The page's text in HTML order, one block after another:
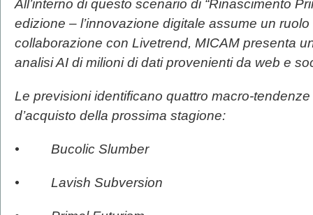
All’interno di questo scenario di “Rinascimento
edizione – l’innovazione digitale assume un
collaborazione con Livetrend, MICAM presenta
analisi AI di milioni di dati provenienti da web e
Le previsioni identificano quattro macro-
d’acquisto della prossima stagione:
• Bucolic Slumber
• Lavish Subversion